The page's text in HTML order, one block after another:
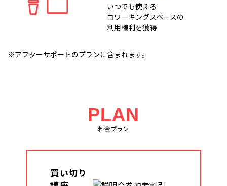
いつでも使える
コワーキングスペースの
利用権利を獲得
※アフターサポートのプランに含まれます。
PLAN
料金プラン
買い切り